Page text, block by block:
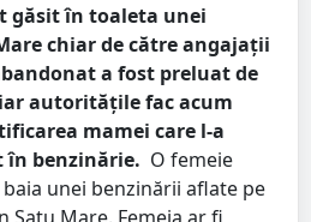
găsit în toaleta unei
chiar de către angajații
a fost preluat de
autoritățile fac acum
mamei care l-a
în benzinărie. O femeie
unei benzinării aflate pe